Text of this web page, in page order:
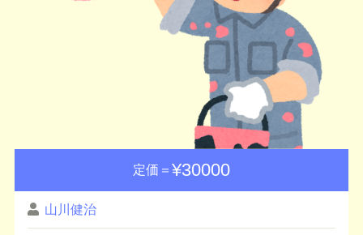
定価＝ ¥30000
山川健治